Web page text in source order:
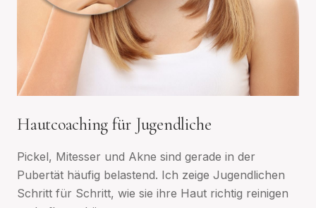
Hautcoaching für Jugendliche
Pickel, Mitesser und Akne sind gerade in der
Pubertät häufig belastend. Ich zeige Jugendlichen
Schritt für Schritt, wie sie ihre Haut richtig reinigen